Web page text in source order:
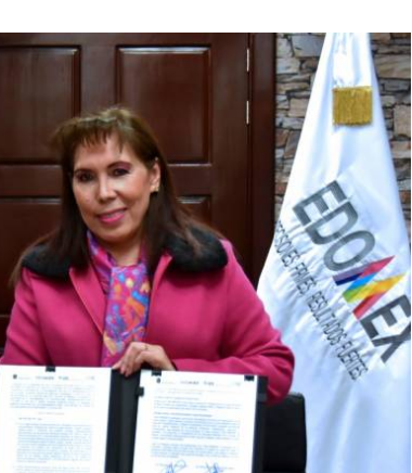
de
Informa el gobierno federal cómo fue el
operativo de captura de "El Mencho" y sus
reacciones en Jalisco